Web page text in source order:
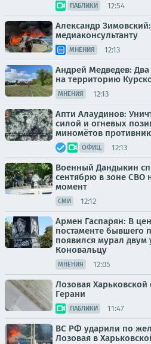
ПАБЛИКИ 12:54
Александр
медиаконсультанту
МНЕНИЯ 12:13
Андрей Медведев: Два
на территорию
МНЕНИЯ 12:13
Апти Алаудинов:
силой и огневых
миномётов
ОФИЦ. 12:13
Военный Дандыкин
сентябрю в зоне СВО
момент
СМИ 12:12
Армен Гаспарян: В
постаменте бывшего
появился мурал
Коновальцу
МНЕНИЯ 12:05
Лозовая
Герани
ПАБЛИКИ 11:47
ВС РФ ударили по
Лозовая в